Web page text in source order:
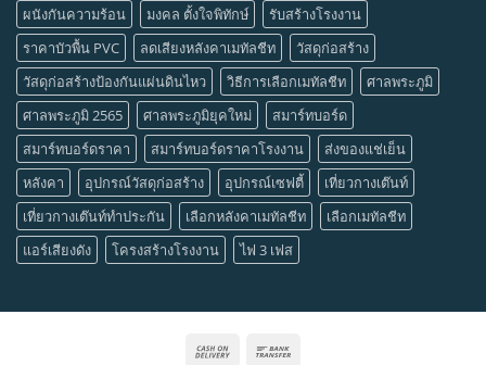
ผนังกันความร้อน
มงคล ตั้งใจพิทักษ์
รับสร้างโรงงาน
ราคาบัวพื้น PVC
ลดเสียงหลังคาเมทัลชีท
วัสดุก่อสร้าง
วัสดุก่อสร้างป้องกันแผ่นดินไหว
วิธีการเลือกเมทัลชีท
ศาลพระภูมิ
ศาลพระภูมิ 2565
ศาลพระภูมิยุคใหม่
สมาร์ทบอร์ด
สมาร์ทบอร์ดราคา
สมาร์ทบอร์ดราคาโรงงาน
ส่งของแช่เย็น
หลังคา
อุปกรณ์วัสดุก่อสร้าง อุปกรณ์เซฟตี้
เที่ยวกางเต๊นท์
เที่ยวกางเต๊นท์ทำประกัน
เลือกหลังคาเมทัลชีท
เลือกเมทัลชีท
แอร์เสียงดัง
โครงสร้างโรงงาน ไฟ 3 เฟส
Cash